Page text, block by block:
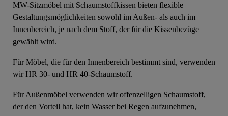
MW-Sitzmöbel mit Schaumstoffkissen bieten flexible
Gestaltungsmöglichkeiten sowohl im Außen- als auch im
Innenbereich, je nach dem Stoff, der für die Kissenbezüge
gewählt wird.
Für Möbel, die für den Innenbereich bestimmt sind, verwenden
wir HR 30- und HR 40-Schaumstoff.
Für Außenmöbel verwenden wir offenzelligen Schaumstoff,
der den Vorteil hat, kein Wasser bei Regen aufzunehmen,